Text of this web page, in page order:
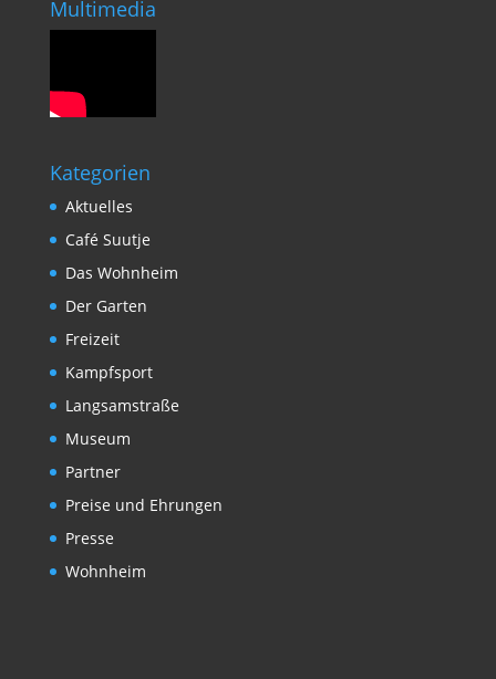
Multimedia
Kategorien
Aktuelles
Café Suutje
Das Wohnheim
Der Garten
Freizeit
Kampfsport
Langsamstraße
Museum
Partner
Preise und Ehrungen
Presse
Wohnheim